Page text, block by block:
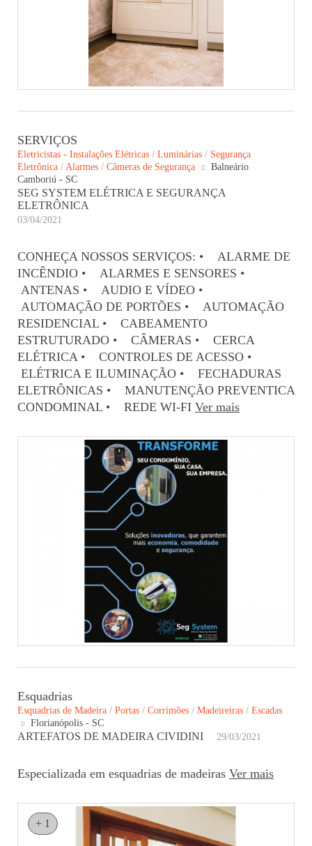
SERVIÇOS
Eletricistas - Instalações Elétricas / Luminárias / Segurança
Eletrônica / Alarmes / Câmeras de Segurança
Balneário
Camboriú - SC
SEG SYSTEM ELÉTRICA E SEGURANÇA
ELETRÔNICA
03/04/2021
CONHEÇA NOSSOS SERVIÇOS: • ALARME DE
INCÊNDIO • ALARMES E SENSORES •
ANTENAS • AUDIO E VÍDEO •
AUTOMAÇÃO DE PORTÕES • AUTOMAÇÃO
RESIDENCIAL • CABEAMENTO
ESTRUTURADO • CÂMERAS • CERCA
ELÉTRICA • CONTROLES DE ACESSO •
ELÉTRICA E ILUMINAÇÃO • FECHADURAS
ELETRÔNICAS • MANUTENÇÃO PREVENTICA
CONDOMINAL • REDE WI-FI Ver mais
Esquadrias
Esquadrias de Madeira / Portas / Corrimões / Madeireiras / Escadas
Florianópolis - SC
ARTEFATOS DE MADEIRA CIVIDINI 29/03/2021
Especializada em esquadrias de madeiras Ver mais
+ 1